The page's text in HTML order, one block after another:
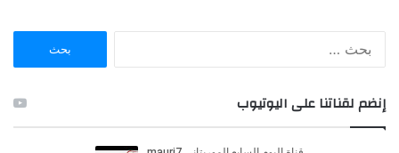
ع
إنضم لقناتنا على اليوتيوب